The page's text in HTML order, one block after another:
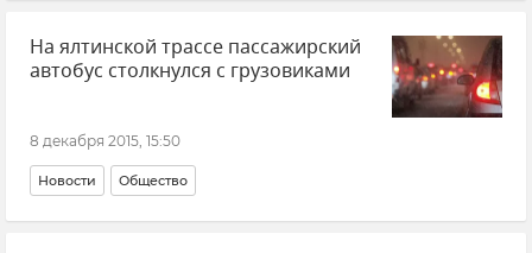
На ялтинской трассе пассажирский
автобус столкнулся с грузовиками
8 декабря 2015, 15:50
Новости Общество